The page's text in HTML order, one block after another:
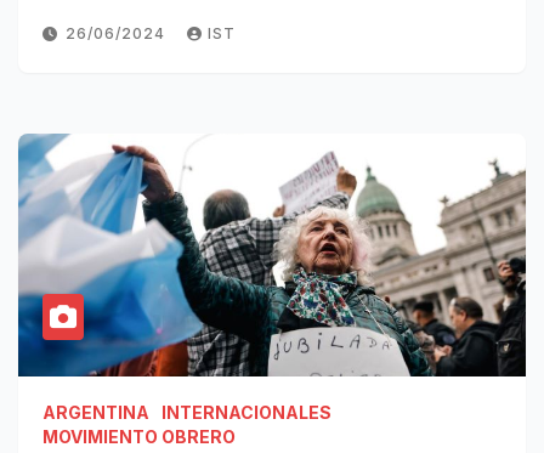
26/06/2024 IST
ARGENTINA
INTERNACIONALES
MOVIMIENTO OBRERO